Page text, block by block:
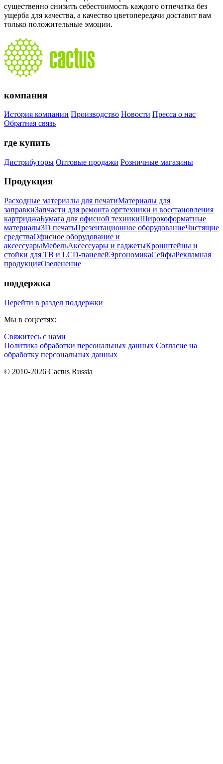
существенно снизить себестоимость каждого отпечатка без
ущерба для качества, а качество цветопередачи доставит вам
только положительные эмоции.
компания
История компании Производство Новости Пресса о нас
Обратная связь
где купить
Дистрибуторы Оптовые продажи Розничные магазины
Продукция
Расходные материалы для печатиМатериалы для
заправкиЗапчасти для ремонта оргтехники и восстановления
картриджаБумага для офисной техникиШирокоформатные
материалы3D печатьПрезентационное оборудованиеЧистящие
средстваОфисное оборудование и
аксессуарыМебельАксессуары и гаджетыКронштейны и
стойки для ТВ и LCD-панелейЭргономикаСейфыРекламная
продукцияОзеленение
поддержка
Перейти в раздел поддержки
Мы в соцсетях:
Свяжитесь с нами
Политика обработки персональных данных Согласие на
обработку персональных данных
© 2010-2026 Cactus Russia